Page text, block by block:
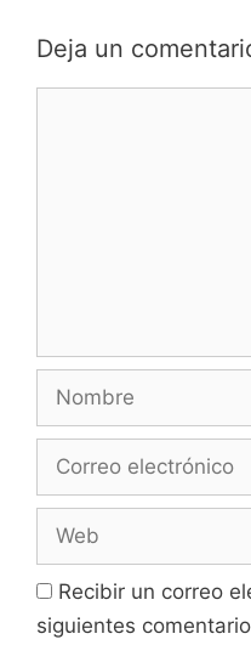
Deja un
electrónico
Recibir un correo
siguientes